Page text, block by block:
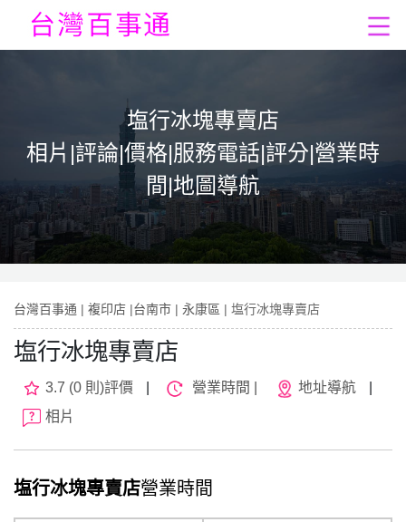
塩行冰塊專賣店
相片|評論|價格|服務電話|評分|營業時
間|地圖導航
台灣百事通 | 複印店 |台南市 | 永康區 | 塩行冰塊專賣店
塩行冰塊專賣店
3.7 (0 則)評價 營業時間 | 地址導航
相片
塩行冰塊專賣店營業時間